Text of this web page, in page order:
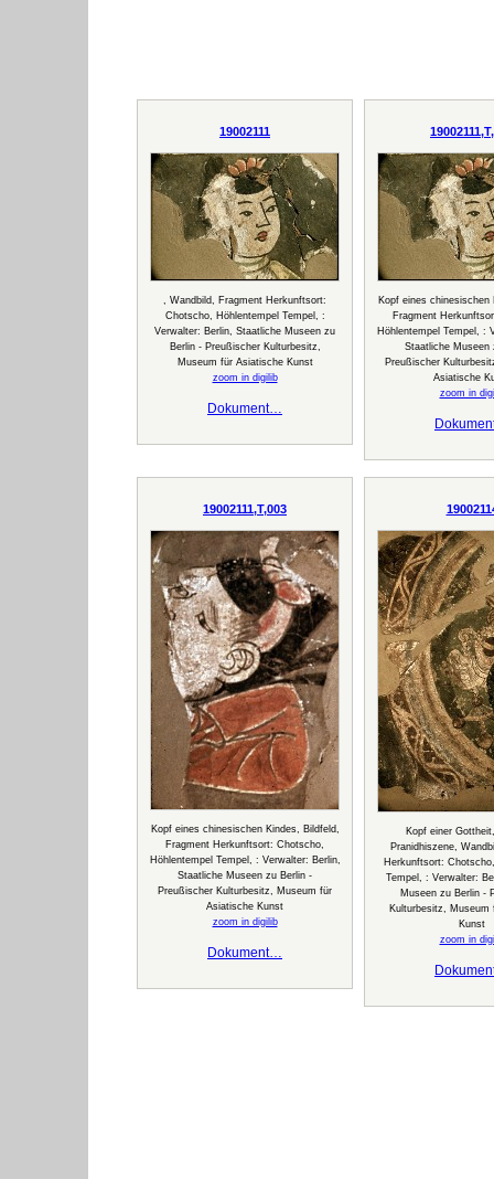
19002111
, Wandbild, Fragment Herkunftsort:
Chotscho, Höhlentempel Tempel, :
Verwalter: Berlin, Staatliche Museen zu
Berlin - Preußischer Kulturbesitz,
Museum für Asiatische Kunst
zoom in digilib
Dokument…
Kopf eines chinesischen
Fragment
Höhlentempel Tempel, :
Staatliche Museen
Preußischer
Asiatische
zoom in
19002111,T,003
Kopf eines chinesischen Kindes, Bildfeld,
Fragment Herkunftsort: Chotscho,
Höhlentempel Tempel, : Verwalter: Berlin,
Staatliche Museen zu Berlin -
Preußischer Kulturbesitz, Museum für
Asiatische Kunst
zoom in digilib
Dokument…
Kopf einer
Pranidhiszene,
Herkunftsort:
Tempel, : Verwalter:
Museen zu Berlin -
Kulturbesitz, Museum
Kunst
zoom in